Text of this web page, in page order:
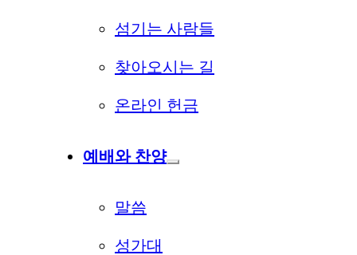
섬기는 사람들
찾아오시는 길
온라인 헌금
예배와 찬양
말씀
성가대